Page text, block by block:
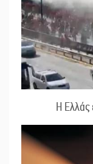
Η Ελλάς